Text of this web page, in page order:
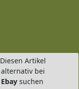
Diesen Artikel
alternativ bei
Ebay suchen